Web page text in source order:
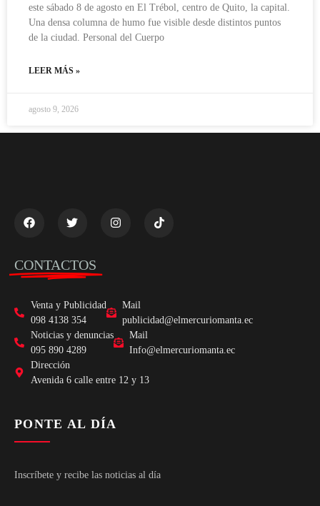
este sábado 8 de agosto en El Trébol, centro de Quito, la capital.
Una densa columna de humo fue visible desde distintos puntos
de la ciudad. Personal del Cuerpo
LEER MÁS »
agosto 9, 2026
CONTACTOS
Venta y Publicidad
098 4138 354
Mail
publicidad@elmercuriomanta.ec
Noticias y denuncias
095 890 4289
Mail
Info@elmercuriomanta.ec
Dirección
Avenida 6 calle entre 12 y 13
PONTE AL DÍA
Inscríbete y recibe las noticias al día